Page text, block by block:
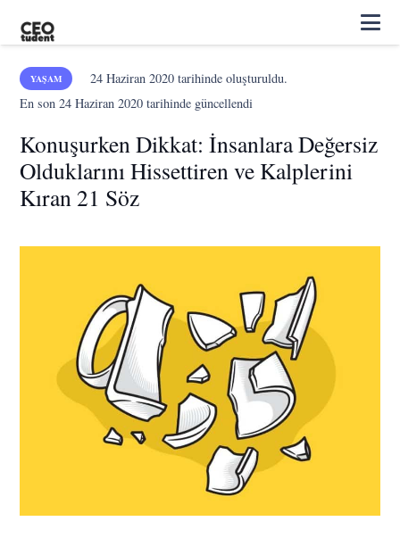
YAŞAM 24 Haziran 2020tarihinde oluşturuldu.
En son24 Haziran 2020 tarihinde güncellendi
Konuşurken Dikkat: İnsanlara Değersiz
Olduklarını Hissettiren ve Kalplerini
Kıran 21 Söz